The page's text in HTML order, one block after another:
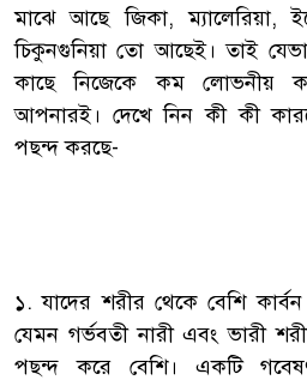
মাঝে আছে জিকা, ম্যালেরিয়া,
চিকুনগুনিয়া তো আছেই। তাই
কাছে নিজেকে কম লোভনীয়
আপনারই। দেখে নিন কী কী
পছন্দ করছে-
১. যাদের শরীর থেকে বেশি
যেমন গর্ভবতী নারী এবং ভারী
পছন্দ করে বেশি। একটি